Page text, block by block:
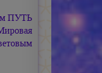
ПУТЬ